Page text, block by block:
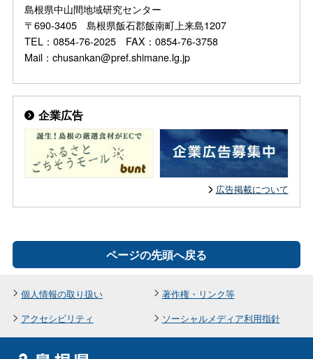
島根県中山間地域研究センター
〒690-3405 島根県飯石郡飯南町上来島1207
TEL：0854-76-2025 FAX：0854-76-3758
Mail：chusankan@pref.shimane.lg.jp
企業広告
広告掲載について
ページの先頭へ戻る
個人情報の取り扱い
著作権・リンク等
アクセシビリティ
ソーシャルメディア利用指針